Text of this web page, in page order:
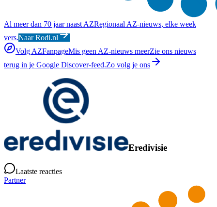
Al meer dan 70 jaar naast AZRegionaal AZ-nieuws, elke week
vers.Naar Rodi.nl
Volg AZFanpageMis geen AZ-nieuws meerZie ons nieuws
terug in je Google Discover-feed.Zo volg je ons
Eredivisie
Laatste reacties
Partner